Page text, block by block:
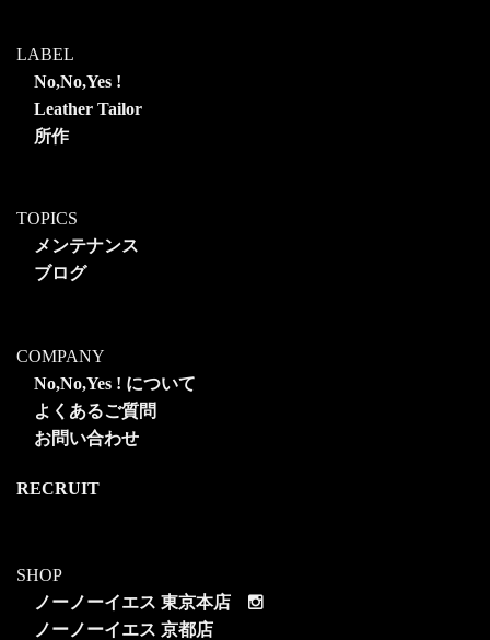
LABEL
No,No,Yes !
Leather Tailor
所作
TOPICS
メンテナンス
ブログ
COMPANY
No,No,Yes ! について
よくあるご質問
お問い合わせ
RECRUIT
SHOP
ノーノーイエス 東京本店
ノーノーイエス 京都店